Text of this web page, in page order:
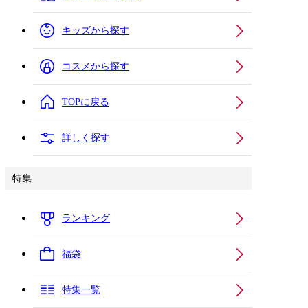
キッズから探す
コスメから探す
TOPに戻る
詳しく探す
特集
ランキング
福袋
特集一覧